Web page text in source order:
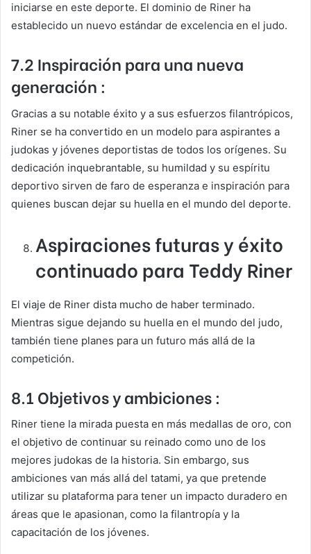
iniciarse en este deporte. El dominio de Riner ha
establecido un nuevo estándar de excelencia en el judo.
7.2 Inspiración para una nueva
generación :
Gracias a su notable éxito y a sus esfuerzos filantrópicos,
Riner se ha convertido en un modelo para aspirantes a
judokas y jóvenes deportistas de todos los orígenes. Su
dedicación inquebrantable, su humildad y su espíritu
deportivo sirven de faro de esperanza e inspiración para
quienes buscan dejar su huella en el mundo del deporte.
Aspiraciones futuras y éxito
continuado para Teddy Riner
El viaje de Riner dista mucho de haber terminado.
Mientras sigue dejando su huella en el mundo del judo,
también tiene planes para un futuro más allá de la
competición.
8.1 Objetivos y ambiciones :
Riner tiene la mirada puesta en más medallas de oro, con
el objetivo de continuar su reinado como uno de los
mejores judokas de la historia. Sin embargo, sus
ambiciones van más allá del tatami, ya que pretende
utilizar su plataforma para tener un impacto duradero en
áreas que le apasionan, como la filantropía y la
capacitación de los jóvenes.